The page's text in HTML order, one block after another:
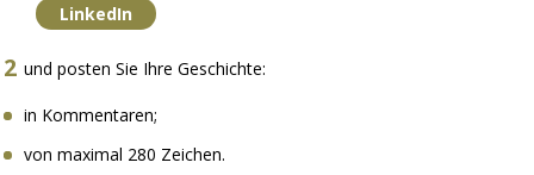
LinkedIn
und posten Sie Ihre Geschichte:
in Kommentaren;
von maximal 280 Zeichen.